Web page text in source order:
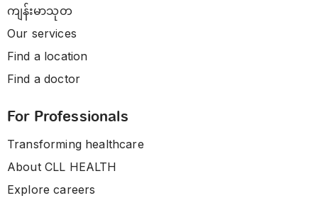
ကျန်းမာသုတ
Our services
Find a location
Find a doctor
For Professionals
Transforming healthcare
About CLL HEALTH
Explore careers